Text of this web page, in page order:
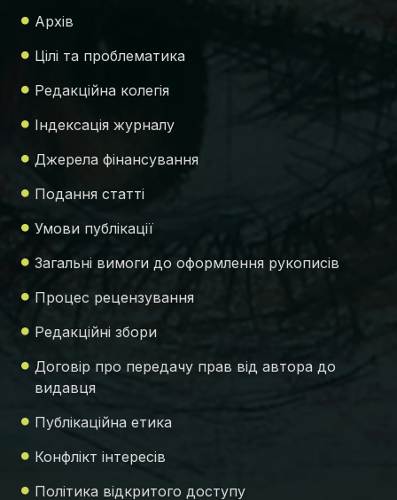
Архів
Цілі та проблематика
Редакційна колегія
Індексація журналу
Джерела фінансування
Подання статті
Умови публікації
Загальні вимоги до оформлення рукописів
Процес рецензування
Редакційні збори
Договір про передачу прав від автора до
видавця
Публікаційна етика
Конфлікт інтересів
Політика відкритого доступу